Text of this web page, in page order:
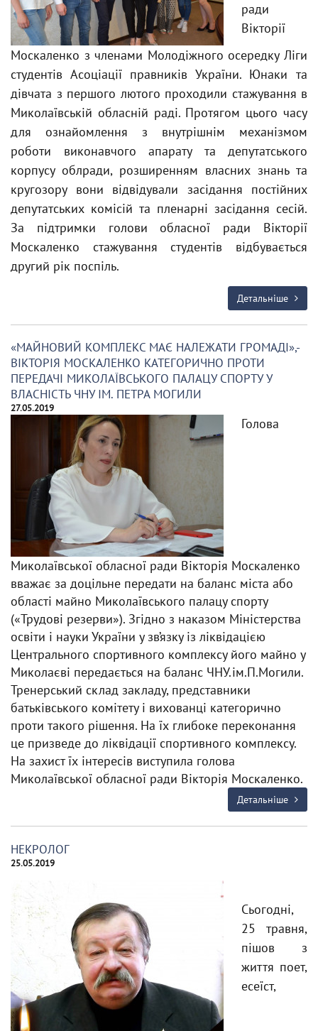
ради
Вікторії
Москаленко з членами Молодіжного осередку Ліги
студентів Асоціації правників України. Юнаки та
дівчата з першого лютого проходили стажування в
Миколаївській обласній раді. Протягом цього часу
для ознайомлення з внутрішнім механізмом
роботи виконавчого апарату та депутатського
корпусу облради, розширенням власних знань та
кругозору вони відвідували засідання постійних
депутатських комісій та пленарні засідання сесій.
За підтримки голови обласної ради Вікторії
Москаленко стажування студентів відбувається
другий рік поспіль.
Детальніше
«МАЙНОВИЙ КОМПЛЕКС МАЄ НАЛЕЖАТИ ГРОМАДІ»,-
ВІКТОРІЯ МОСКАЛЕНКО КАТЕГОРИЧНО ПРОТИ
ПЕРЕДАЧІ МИКОЛАЇВСЬКОГО ПАЛАЦУ СПОРТУ У
ВЛАСНІСТЬ ЧНУ ІМ. ПЕТРА МОГИЛИ
27.05.2019
Голова
Миколаївської обласної ради Вікторія Москаленко
вважає за доцільне передати на баланс міста або
області майно Миколаївського палацу спорту
(«Трудові резерви»). Згідно з наказом Міністерства
освіти і науки України у зв’язку із ліквідацією
Центрального спортивного комплексу його майно у
Миколаєві передається на баланс ЧНУ.ім.П.Могили.
Тренерський склад закладу, представники
батьківського комітету і вихованці категорично
проти такого рішення. На їх глибоке переконання
це призведе до ліквідації спортивного комплексу.
На захист їх інтересів виступила голова
Миколаївської обласної ради Вікторія Москаленко.
Детальніше
НЕКРОЛОГ
25.05.2019
Сьогодні,
25 травня,
пішов з
життя поет,
есеїст,